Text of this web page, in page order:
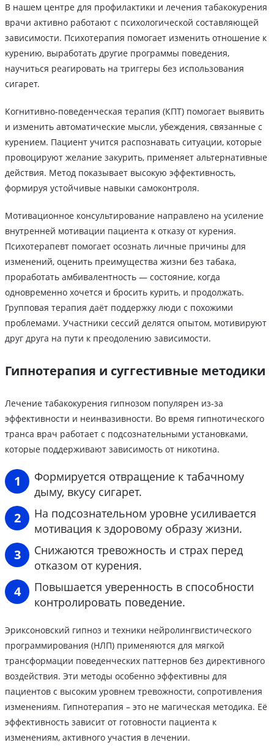
В нашем центре для профилактики и лечения табакокурения
врачи активно работают с психологической составляющей
зависимости. Психотерапия помогает изменить отношение к
курению, выработать другие программы поведения,
научиться реагировать на триггеры без использования
сигарет.
Когнитивно-поведенческая терапия (КПТ) помогает выявить
и изменить автоматические мысли, убеждения, связанные с
курением. Пациент учится распознавать ситуации, которые
провоцируют желание закурить, применяет альтернативные
действия. Метод показывает высокую эффективность,
формируя устойчивые навыки самоконтроля.
Мотивационное консультирование направлено на усиление
внутренней мотивации пациента к отказу от курения.
Психотерапевт помогает осознать личные причины для
изменений, оценить преимущества жизни без табака,
проработать амбивалентность — состояние, когда
одновременно хочется и бросить курить, и продолжать.
Групповая терапия даёт поддержку люди с похожими
проблемами. Участники сессий делятся опытом, мотивируют
друг друга на пути к преодолению зависимости.
Гипнотерапия и суггестивные методики
Лечение табакокурения гипнозом популярен из-за
эффективности и неинвазивности. Во время гипнотического
транса врач работает с подсознательными установками,
которые поддерживают зависимость от никотина.
Формируется отвращение к табачному
дыму, вкусу сигарет.
На подсознательном уровне усиливается
мотивация к здоровому образу жизни.
Снижаются тревожность и страх перед
отказом от курения.
Повышается уверенность в способности
контролировать поведение.
Эриксоновский гипноз и техники нейролингвистического
программирования (НЛП) применяются для мягкой
трансформации поведенческих паттернов без директивного
воздействия. Эти методы особенно эффективны для
пациентов с высоким уровнем тревожности, сопротивления
изменениям. Гипнотерапия – это не магическая методика. Её
эффективность зависит от готовности пациента к
изменениям, активного участия в лечении.